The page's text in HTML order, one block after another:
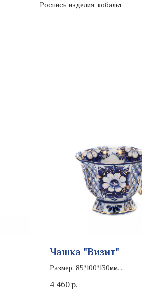
Роспись изделия: кобальт
Чашка "Визит"
Размер: 85*100*130мм.
Роспись изделия: золото
4 460 р.